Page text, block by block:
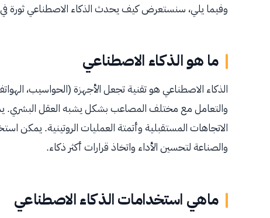
وفيما يلي، سنستعرض كيف يحدث الذكاء الاصطناعي ثورة في
ما هو الذكاء الاصطناعي
الذكاء الاصطناعي هو تقنية تجعل الأجهزة (الحواسيب،
والتعامل مع مختلف المصاعب بشكل يشبه العقل البشري.
الاتجاهات المستقبلية وأتمتة العمليات الروتينية. يمكن
والصناعة لتحسين الأداء واتخاذ قرارات أكثر ذكاء.
ماهي استخدامات الذكاء الاصطناعي